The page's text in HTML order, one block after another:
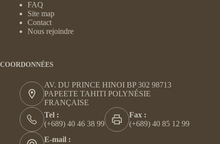
FAQ
Site map
Contact
Nous rejoindre
COORDONNÉES
AV. DU PRINCE HINOI BP 302 98713
PAPEETE TAHITI POLYNÉSIE
FRANÇAISE
Tel :
(+689) 40 46 38 99
Fax :
(+689) 40 85 12 99
E-mail :